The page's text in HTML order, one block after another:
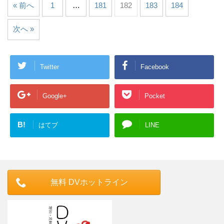
« 前へ 1 … 181 182 183 184
次へ »
Twitter Facebook
Google+ Pocket
B! はてブ LINE
無料 DVホットライン